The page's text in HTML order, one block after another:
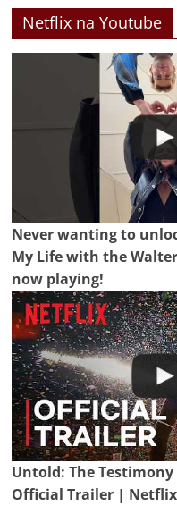
Netflix na Youtube
Never wanting to
My Life with the
now playing!
Untold: The
Official Trailer | Netflix